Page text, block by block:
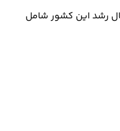
رشد این کشور شامل